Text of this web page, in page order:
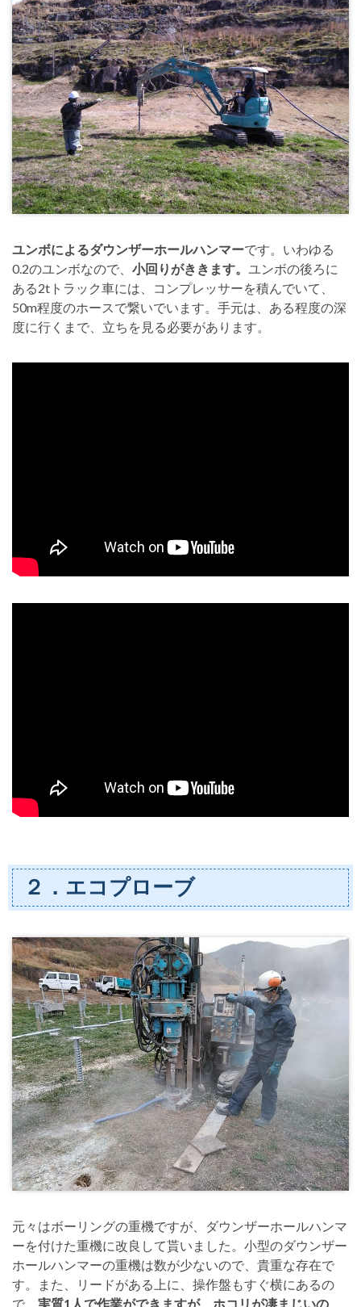
ユンボによるダウンザーホールハンマーです。いわゆる
0.2のユンボなので、 小回りがききます。 ユンボの後ろに
ある2tトラック車には、コンプレッサーを積んでいて、
50m程度のホースで繋いでいます。手元は、ある程度の深
度に行くまで、立ちを見る必要があります。
２．エコプローブ
元々はボーリングの重機ですが、ダウンザーホールハンマ
ーを付けた重機に改良して貰いました。小型のダウンザー
ホールハンマーの重機は数が少ないので、貴重な存在で
す。また、リードがある上に、操作盤もすぐ横にあるの
で、 実質1人で作業ができますが、ホコリが凄まじいの